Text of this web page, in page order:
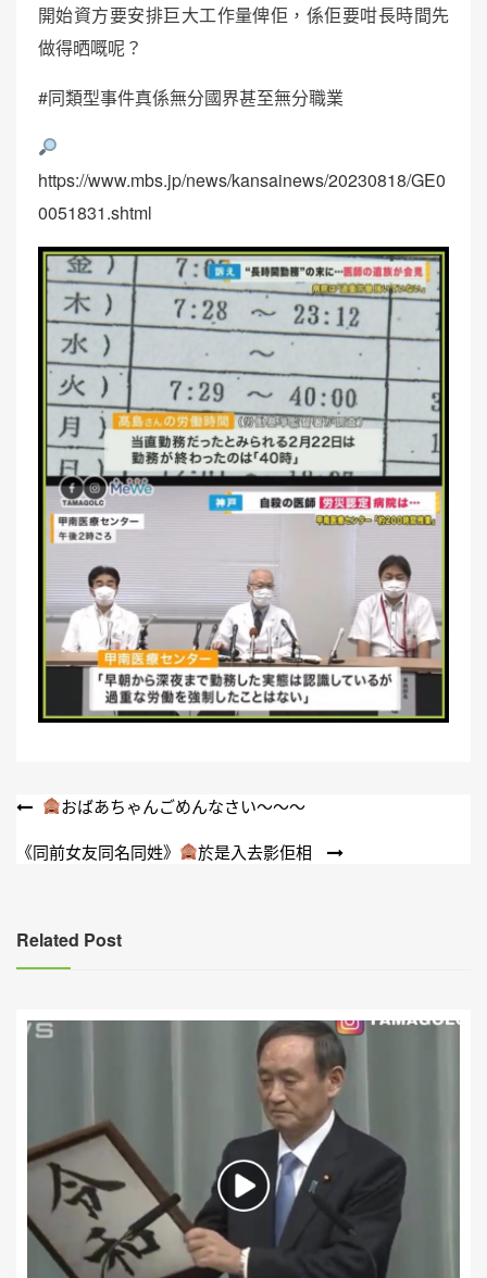
開始資方要安排巨大工作量俾佢，係佢要咁長時間先
做得晒嘅呢？
#同類型事件真係無分國界甚至無分職業
https://www.mbs.jp/news/kansainews/20230818/GE0
0051831.shtml
文
章
おばあちゃんごめんなさい〜〜〜
《同前女友同名同姓》
於是入去影佢相
Related Post